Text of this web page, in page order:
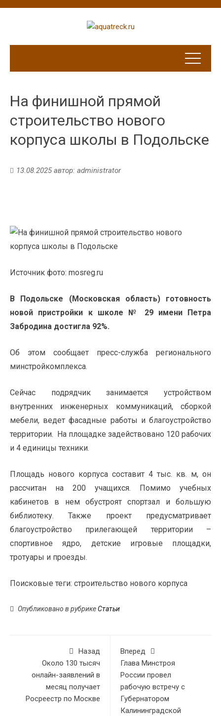
На финишной прямой
строительство нового
корпуса школы в Подольске
13.08.2025автор: administrator
Источник фото: mosreg.ru
В Подольске (Московская область) готовность
новой пристройки к школе № 29 имени Петра
Забродина достигла 92%.
Об этом сообщает пресс-служба регионального
минстройкомплекса.
Сейчас подрядчик занимается устройством
внутренних инженерных коммуникаций, сборкой
мебели, ведет фасадные работы и благоустройство
территории. На площадке задействовано 120 рабочих
и 4 единицы техники.
Площадь нового корпуса составит 4 тыс. кв. м, он
рассчитан на 200 учащихся. Помимо учебных
кабинетов в нем обустроят спортзал и большую
библиотеку. Также проект предусматривает
благоустройство прилегающей территории –
спортивное ядро, детские игровые площадки,
тротуары и проезды.
Поисковые теги: строительство нового корпуса
Опубликовано в рубрикеСтатьи
Назад
Около 130 тысяч
онлайн-заявлений в
месяц получает
Росреестр по Москве
Вперед
Глава Минстроя
России провел
рабочую встречу с
Губернатором
Калининградской